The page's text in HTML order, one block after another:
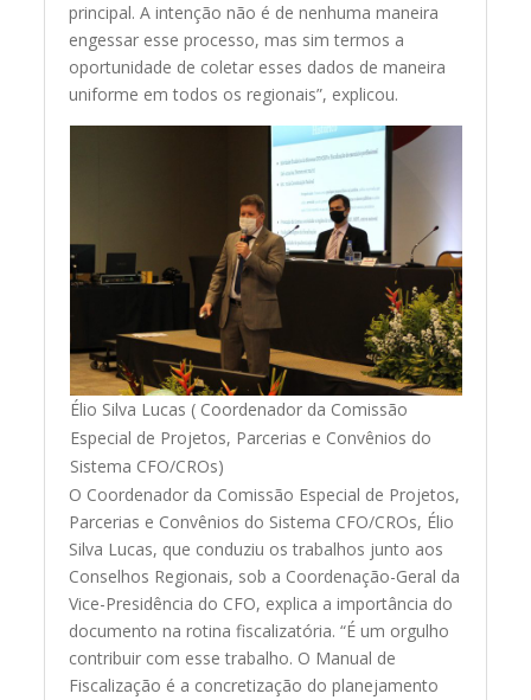
principal. A intenção não é de nenhuma maneira
engessar esse processo, mas sim termos a
oportunidade de coletar esses dados de maneira
uniforme em todos os regionais”, explicou.
Élio Silva Lucas ( Coordenador da Comissão
Especial de Projetos, Parcerias e Convênios do
Sistema CFO/CROs)
O Coordenador da Comissão Especial de Projetos,
Parcerias e Convênios do Sistema CFO/CROs, Élio
Silva Lucas, que conduziu os trabalhos junto aos
Conselhos Regionais, sob a Coordenação-Geral da
Vice-Presidência do CFO, explica a importância do
documento na rotina fiscalizatória. “É um orgulho
contribuir com esse trabalho. O Manual de
Fiscalização é a concretização do planejamento